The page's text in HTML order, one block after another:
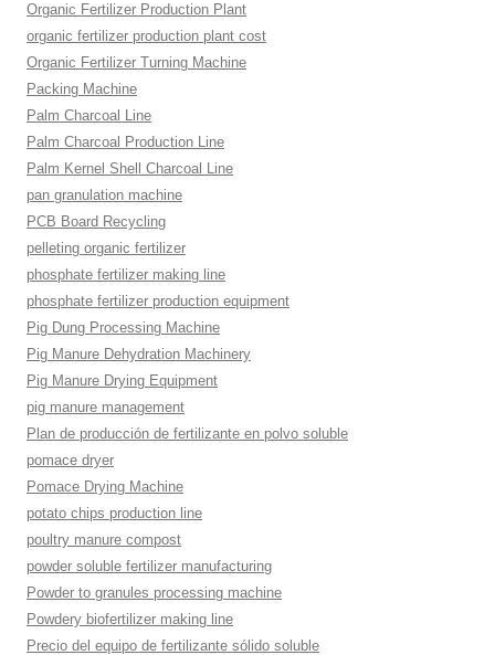
Organic Fertilizer Production Plant
organic fertilizer production plant cost
Organic Fertilizer Turning Machine
Packing Machine
Palm Charcoal Line
Palm Charcoal Production Line
Palm Kernel Shell Charcoal Line
pan granulation machine
PCB Board Recycling
pelleting organic fertilizer
phosphate fertilizer making line
phosphate fertilizer production equipment
Pig Dung Processing Machine
Pig Manure Dehydration Machinery
Pig Manure Drying Equipment
pig manure management
Plan de producción de fertilizante en polvo soluble
pomace dryer
Pomace Drying Machine
potato chips production line
poultry manure compost
powder soluble fertilizer manufacturing
Powder to granules processing machine
Powdery biofertilizer making line
Precio del equipo de fertilizante sólido soluble